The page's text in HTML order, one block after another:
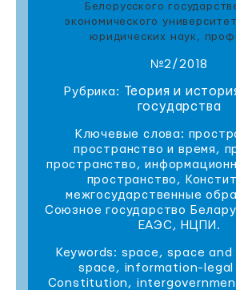
Белорусского
экономического
юридических наук,
№2/2018
Рубрика: Теория и
государства
Ключевые слова:
пространство и время,
пространство,
пространство,
межгосударственные
Союзное государство
ЕАЭС, НЦПИ.
Keywords: space, space and
space, information-legal
Constitution,